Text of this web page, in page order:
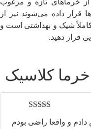
قرار داده می‌شوند نیز از
شیک و بهداشتی است و
قرار دهید.
کلاسیک
دادم و واقعا راضی بودم